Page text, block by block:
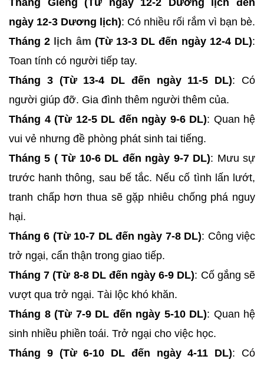
Tháng Giêng (Từ ngày 12-2 Dương lịch đến
ngày 12-3 Dương lịch): Có nhiều rối rắm vì bạn bè.
Tháng 2 lịch âm (Từ 13-3 DL đến ngày 12-4 DL):
Toan tính có người tiếp tay.
Tháng 3 (Từ 13-4 DL đến ngày 11-5 DL): Có
người giúp đỡ. Gia đình thêm người thêm của.
Tháng 4 (Từ 12-5 DL đến ngày 9-6 DL): Quan hệ
vui vẻ nhưng đề phòng phát sinh tai tiếng.
Tháng 5 ( Từ 10-6 DL đến ngày 9-7 DL): Mưu sự
trước hanh thông, sau bế tắc. Nếu cố tình lấn lướt,
tranh chấp hơn thua sẽ gặp nhiêu chống phá nguy
hại.
Tháng 6 (Từ 10-7 DL đến ngày 7-8 DL): Công việc
trở ngại, cẩn thận trong giao tiếp.
Tháng 7 (Từ 8-8 DL đến ngày 6-9 DL): Cố gắng sẽ
vượt qua trở ngại. Tài lộc khó khăn.
Tháng 8 (Từ 7-9 DL đến ngày 5-10 DL): Quan hệ
sinh nhiều phiền toái. Trở ngại cho việc học.
Tháng 9 (Từ 6-10 DL đến ngày 4-11 DL): Có